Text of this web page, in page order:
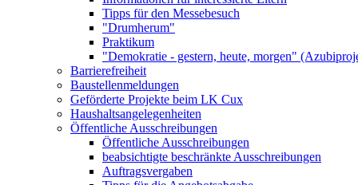
Tipps für den Messebesuch
"Drumherum"
Praktikum
"Demokratie - gestern, heute, morgen"
Barrierefreiheit
Baustellenmeldungen
Geförderte Projekte beim LK Cux
Haushaltsangelegenheiten
Öffentliche Ausschreibungen
Öffentliche Ausschreibungen
beabsichtigte beschränkte Ausschreibungen
Auftragsvergaben